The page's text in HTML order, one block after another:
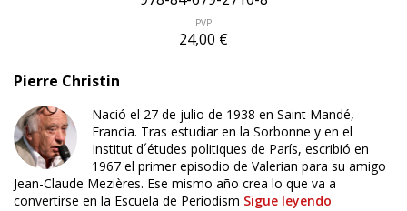
PVP
24,00 €
Pierre Christin
Nació el 27 de julio de 1938 en Saint Mandé,
Francia. Tras estudiar en la Sorbonne y en el
Institut d´études politiques de París, escribió en
1967 el primer episodio de Valerian para su amigo
Jean-Claude Mezières. Ese mismo año crea lo que va a
convertirse en la Escuela de Periodism Sigue leyendo